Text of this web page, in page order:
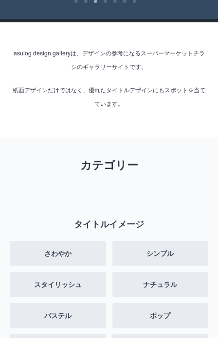
asulog design galleryは、デザインの参考になるスーパーマーケットチラ
シのギャラリーサイトです。
紙面デザインだけではなく、優れたタイトルデザインにもスポットを当て
ています。
カテゴリー
タイトルイメージ
さわやか シンプル
スタイリッシュ ナチュラル
パステル ポップ